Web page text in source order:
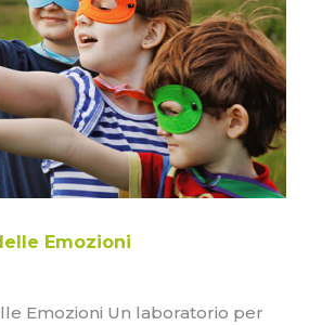
Emozioni
Emozioni Un laboratorio per